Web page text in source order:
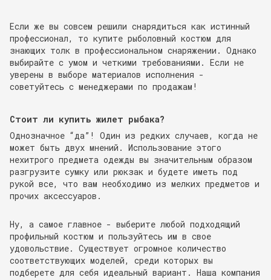
Если же вы совсем решили снарядиться как истинный
профессионал, то купите рыболовный костюм для
знающих толк в профессиональном снаряжении. Однако
выбирайте с умом и четкими требованиями. Если не
уверены в выборе материалов исполнения -
советуйтесь с менеджерами по продажам!
Стоит ли купить жилет рыбака?
Однозначное “да”! Один из редких случаев, когда не
может быть двух мнений. Использование этого
нехитрого предмета одежды вы значительным образом
разгрузите сумку или рюкзак и будете иметь под
рукой все, что вам необходимо из мелких предметов и
прочих аксессуаров.
Ну, а самое главное - выберите любой подходящий
профильный костюм и пользуйтесь им в свое
удовольствие. Существует огромное количество
соответствующих моделей, среди которых вы
подберете для себя идеальный вариант. Наша компания